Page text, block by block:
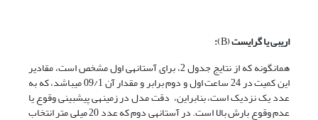
اریبی یا گرایست(B)
:
همانگونه که از نتایج جدول 2، برای آستانه­ی اول مشخص است، مقادیر
این کمیت در 24 ساعت اول و دوم برابر و مقدار آن 09/1 می­باشد، که به
عدد یک نزدیک است، بنابراین، دقت مدل در زمینه­ی پیش­بینی وقوع یا
عدم وقوع بارش بالا است. در آستانه­ی دوم که عدد 20 میلی متر انتخاب